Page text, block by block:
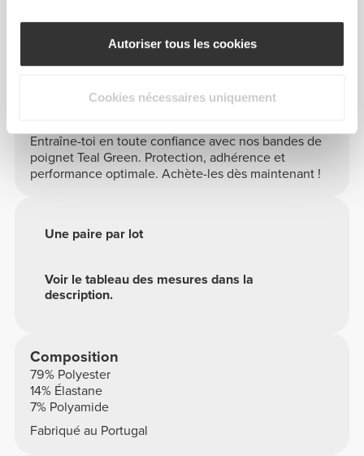
Autoriser tous les cookies
Cookies nécessaires uniquement
Info et Entretien
Entraîne-toi en toute confiance avec nos bandes de
poignet Teal Green. Protection, adhérence et
performance optimale. Achète-les dès maintenant !
Voir le tableau des mesures dans la
description.
Une paire par lot
Composition
79% Polyester
14% Élastane
7% Polyamide
Fabriqué au Portugal